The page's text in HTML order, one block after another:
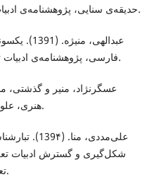
ﺣﺪﯾﻘﻪ‌ی ﺳﻨﺎﯾﯽ، ﭘﮋوﻫﺸﻨﺎﻣﻪ‌ی ادﺑﯿﺎت ﺗﻌﻠﯿﻤﯽ، س۴، ش۱۵، صص ۱تا۲۴.
ﻋﺒﺪاﻟﻬﯽ،
ﻓﺎرﺳﯽ، ﭘﮋوﻫﺸﻨﺎﻣﻪ‌ی ادﺑﯿﺎت ﺗﻌﻠﯿﻤﯽ، س۴، ش۱۳، صص ۸۷تا۱۱۰.
هنری، علوم ادبی، س۵، ش۷، صص ۲۱۳تا۲۳۲.
ﻋﻠﯽﻣﺪدی،
شکل‌گیری و ﮔﺴﺘﺮش ادﺑﯿﺎت
ﺗﻌﻠﯿﻤﯽ، س۷، ش۲۵، صص ۱۱۷تا۱۴۶.